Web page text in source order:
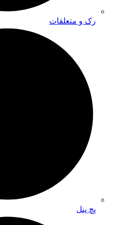
رک و متعلقات
پچ پنل